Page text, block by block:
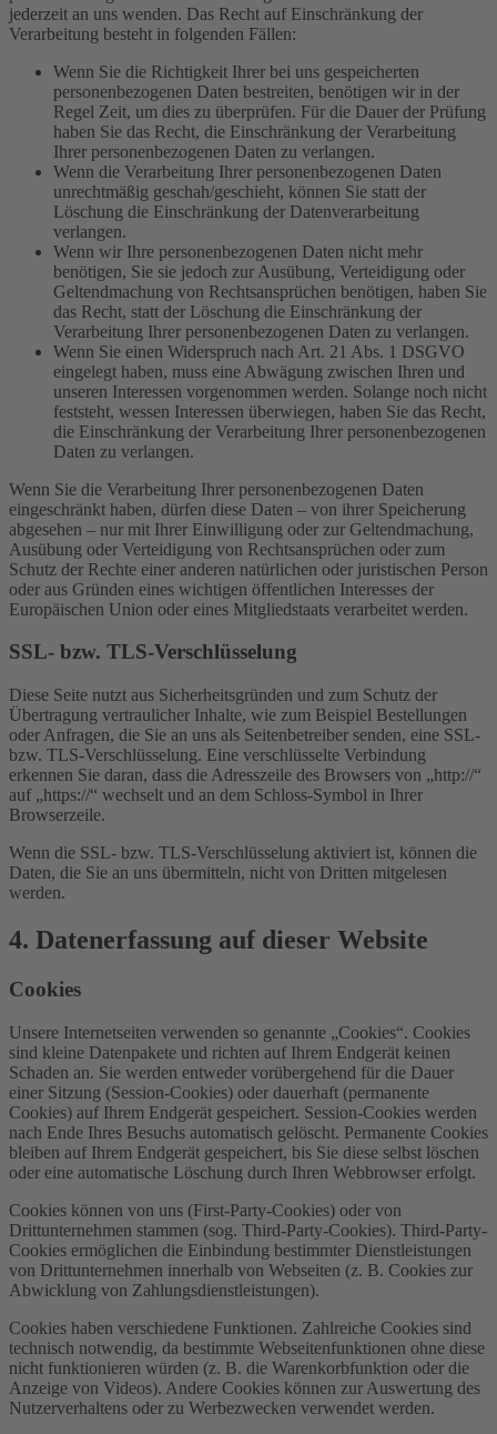
jederzeit an uns wenden. Das Recht auf Einschränkung der
Verarbeitung besteht in folgenden Fällen:
Wenn Sie die Richtigkeit Ihrer bei uns gespeicherten
personenbezogenen Daten bestreiten, benötigen wir in der
Regel Zeit, um dies zu überprüfen. Für die Dauer der Prüfung
haben Sie das Recht, die Einschränkung der Verarbeitung
Ihrer personenbezogenen Daten zu verlangen.
Wenn die Verarbeitung Ihrer personenbezogenen Daten
unrechtmäßig geschah/geschieht, können Sie statt der
Löschung die Einschränkung der Datenverarbeitung
verlangen.
Wenn wir Ihre personenbezogenen Daten nicht mehr
benötigen, Sie sie jedoch zur Ausübung, Verteidigung oder
Geltendmachung von Rechtsansprüchen benötigen, haben Sie
das Recht, statt der Löschung die Einschränkung der
Verarbeitung Ihrer personenbezogenen Daten zu verlangen.
Wenn Sie einen Widerspruch nach Art. 21 Abs. 1 DSGVO
eingelegt haben, muss eine Abwägung zwischen Ihren und
unseren Interessen vorgenommen werden. Solange noch nicht
feststeht, wessen Interessen überwiegen, haben Sie das Recht,
die Einschränkung der Verarbeitung Ihrer personenbezogenen
Daten zu verlangen.
Wenn Sie die Verarbeitung Ihrer personenbezogenen Daten
eingeschränkt haben, dürfen diese Daten – von ihrer Speicherung
abgesehen – nur mit Ihrer Einwilligung oder zur Geltendmachung,
Ausübung oder Verteidigung von Rechtsansprüchen oder zum
Schutz der Rechte einer anderen natürlichen oder juristischen Person
oder aus Gründen eines wichtigen öffentlichen Interesses der
Europäischen Union oder eines Mitgliedstaats verarbeitet werden.
SSL- bzw. TLS-Verschlüsselung
Diese Seite nutzt aus Sicherheitsgründen und zum Schutz der
Übertragung vertraulicher Inhalte, wie zum Beispiel Bestellungen
oder Anfragen, die Sie an uns als Seitenbetreiber senden, eine SSL-
bzw. TLS-Verschlüsselung. Eine verschlüsselte Verbindung
erkennen Sie daran, dass die Adresszeile des Browsers von „http://“
auf „https://“ wechselt und an dem Schloss-Symbol in Ihrer
Browserzeile.
Wenn die SSL- bzw. TLS-Verschlüsselung aktiviert ist, können die
Daten, die Sie an uns übermitteln, nicht von Dritten mitgelesen
werden.
4. Datenerfassung auf dieser Website
Cookies
Unsere Internetseiten verwenden so genannte „Cookies“. Cookies
sind kleine Datenpakete und richten auf Ihrem Endgerät keinen
Schaden an. Sie werden entweder vorübergehend für die Dauer
einer Sitzung (Session-Cookies) oder dauerhaft (permanente
Cookies) auf Ihrem Endgerät gespeichert. Session-Cookies werden
nach Ende Ihres Besuchs automatisch gelöscht. Permanente Cookies
bleiben auf Ihrem Endgerät gespeichert, bis Sie diese selbst löschen
oder eine automatische Löschung durch Ihren Webbrowser erfolgt.
Cookies können von uns (First-Party-Cookies) oder von
Drittunternehmen stammen (sog. Third-Party-Cookies). Third-Party-
Cookies ermöglichen die Einbindung bestimmter Dienstleistungen
von Drittunternehmen innerhalb von Webseiten (z. B. Cookies zur
Abwicklung von Zahlungsdienstleistungen).
Cookies haben verschiedene Funktionen. Zahlreiche Cookies sind
technisch notwendig, da bestimmte Webseitenfunktionen ohne diese
nicht funktionieren würden (z. B. die Warenkorbfunktion oder die
Anzeige von Videos). Andere Cookies können zur Auswertung des
Nutzerverhaltens oder zu Werbezwecken verwendet werden.